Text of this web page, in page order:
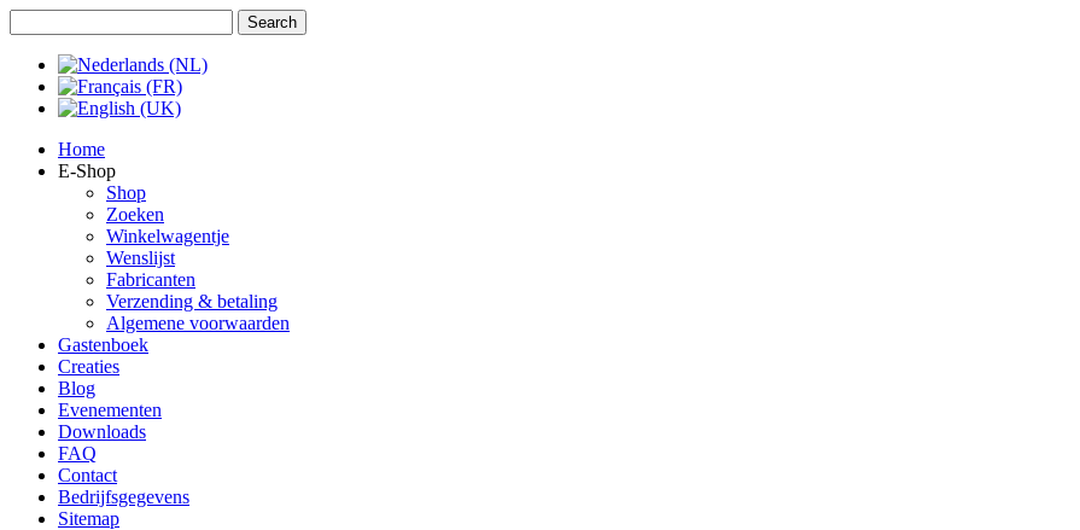
Home
E-Shop
Shop
Zoeken
Winkelwagentje
Wenslijst
Fabricanten
Verzending & betaling
Algemene voorwaarden
Gastenboek
Creaties
Blog
Evenementen
Downloads
FAQ
Contact
Bedrijfsgegevens
Sitemap